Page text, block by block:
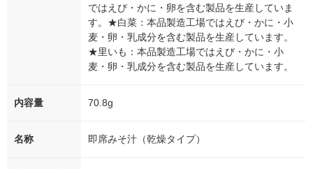
ではえび・かに・卵を含む製品を生産していま
す。★白菜：本品製造工場ではえび・かに・小
麦・卵・乳成分を含む製品を生産しています。
★里いも：本品製造工場ではえび・かに・小
麦・卵・乳成分を含む製品を生産しています。
内容量 70.8g
名称 即席みそ汁（乾燥タイプ）